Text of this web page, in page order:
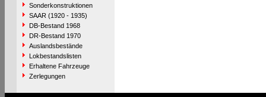
Sonderkonstruktionen
SAAR (1920 - 1935)
DB-Bestand 1968
DR-Bestand 1970
Auslandsbestände
Lokbestandslisten
Erhaltene Fahrzeuge
Zerlegungen